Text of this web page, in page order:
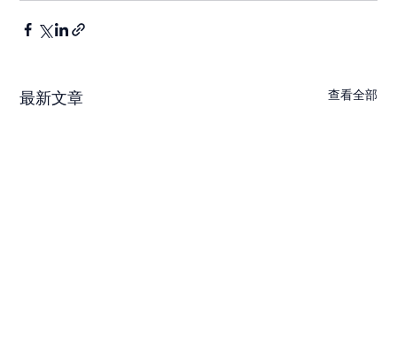
最新文章 查看全部